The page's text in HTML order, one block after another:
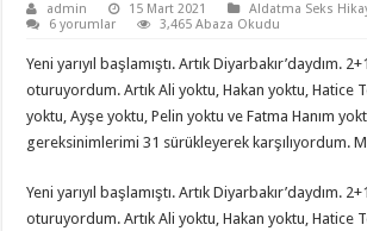
admin 15 Mart 2021
Aldatma Seks
6 yorumlar
3,465 Abaza Okudu
Yeni yarıyıl başlamıştı. Artık Diyarbakır’daydım.
oturuyordum. Artık Ali yoktu, Hakan yoktu, Hatice
yoktu, Ayşe yoktu, Pelin yoktu ve Fatma Hanım
gereksinimlerimi 31 sürükleyerek karşılıyordum.
Yeni yarıyıl başlamıştı. Artık Diyarbakır’daydım.
oturuyordum. Artık Ali yoktu, Hakan yoktu, Hatice